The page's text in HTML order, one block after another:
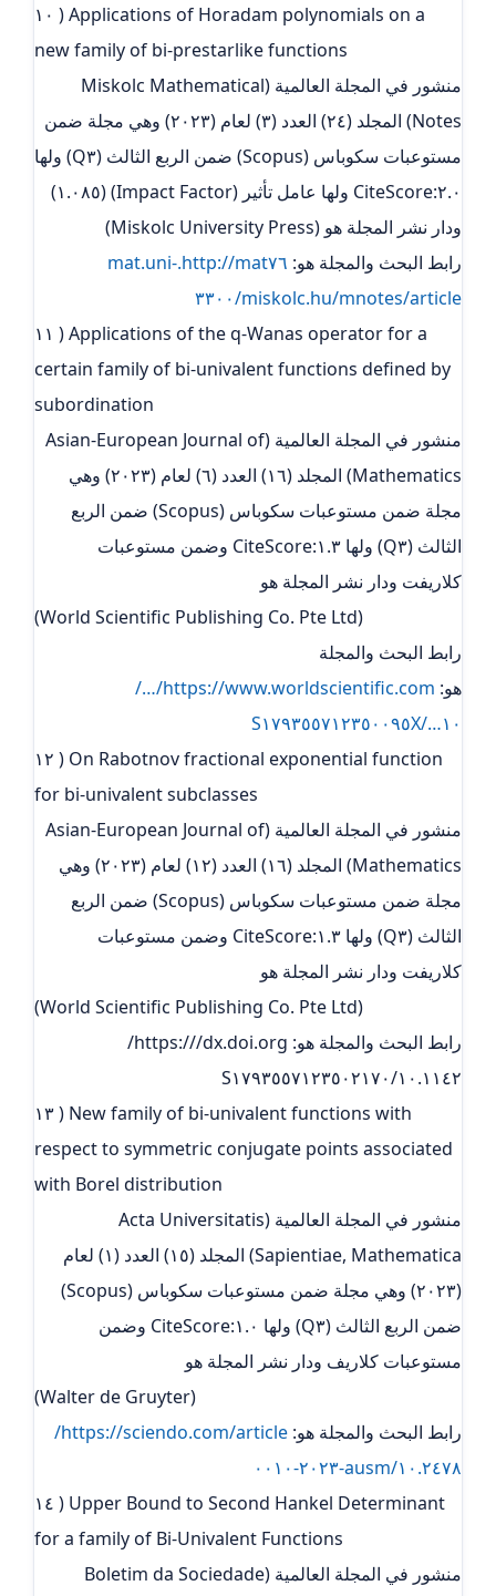
١٠ ) Applications of Horadam polynomials on a
new family of bi-prestarlike functions
منشور في المجلة العالمية (Miskolc Mathematical
Notes) المجلد (٢٤) العدد (٣) لعام (٢٠٢٣) وهي مجلة ضمن
مستوعبات سكوباس (Scopus) ضمن الربع الثالث (Q٣) ولها
٢.٠:CiteScore ولها عامل تأثير (Impact Factor) (١.٠٨٥)
ودار نشر المجلة هو (Miskolc University Press)
رابط البحث والمجلة هو:
http://mat٧٦.mat.uni-
miskolc.hu/mnotes/article/٣٣٠٠
١١ ) Applications of the q-Wanas operator for a
certain family of bi-univalent functions defined by
subordination
منشور في المجلة العالمية (Asian-European Journal of
Mathematics) المجلد (١٦) العدد (٦) لعام (٢٠٢٣) وهي
مجلة ضمن مستوعبات سكوباس (Scopus) ضمن الربع
الثالث (Q٣) ولها ١.٣:CiteScore وضمن مستوعبات
كلاريفت ودار نشر المجلة هو
(World Scientific Publishing Co. Pte Ltd)
رابط البحث والمجلة
هو:
https://www.worldscientific.com/…/
١٠…/S١٧٩٣٥٥٧١٢٣٥٠٠٩٥X
١٢ ) On Rabotnov fractional exponential function
for bi-univalent subclasses
منشور في المجلة العالمية (Asian-European Journal of
Mathematics) المجلد (١٦) العدد (١٢) لعام (٢٠٢٣) وهي
مجلة ضمن مستوعبات سكوباس (Scopus) ضمن الربع
الثالث (Q٣) ولها ١.٣:CiteScore وضمن مستوعبات
كلاريفت ودار نشر المجلة هو
(World Scientific Publishing Co. Pte Ltd)
رابط البحث والمجلة هو: https:///dx.doi.org/
١٠.١١٤٢/S١٧٩٣٥٥٧١٢٣٥٠٢١٧٠
١٣ ) New family of bi-univalent functions with
respect to symmetric conjugate points associated
with Borel distribution
منشور في المجلة العالمية (Acta Universitatis
Sapientiae, Mathematica) المجلد (١٥) العدد (١) لعام
(٢٠٢٣) وهي مجلة ضمن مستوعبات سكوباس (Scopus)
ضمن الربع الثالث (Q٣) ولها ١.٠:CiteScore وضمن
مستوعبات كلاريف ودار نشر المجلة هو
(Walter de Gruyter)
رابط البحث والمجلة هو:
https://sciendo.com/article/
١٠.٢٤٧٨/ausm-٢٠٢٣-٠٠١٠
١٤ ) Upper Bound to Second Hankel Determinant
for a family of Bi-Univalent Functions
منشور في المجلة العالمية (Boletim da Sociedade